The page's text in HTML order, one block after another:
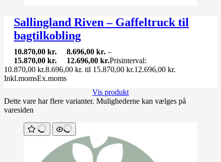
Sallingland Riven – Gaffeltruck til
bagtilkobling
10.870,00 kr. 8.696,00 kr. –
15.870,00 kr. 12.696,00 kr.Prisinterval:
10.870,00 kr.8.696,00 kr. til 15.870,00 kr.12.696,00 kr.
Inkl.momsEx.moms
Vis produkt
Dette vare har flere varianter. Mulighederne kan vælges på
varesiden